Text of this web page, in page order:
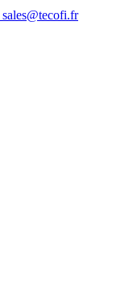
sales@tecofi.fr